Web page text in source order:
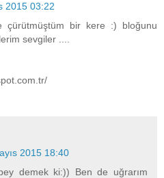
2015 03:22
çürütmüştüm bir kere :) bloğunu
sevgiler ....
2015 18:40
demek ki:)) Ben de uğrarım